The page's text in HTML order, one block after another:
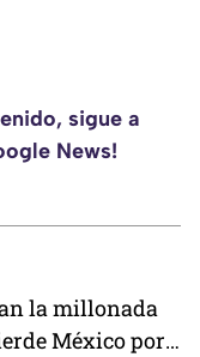
sigue a
News!
la millonada
México por